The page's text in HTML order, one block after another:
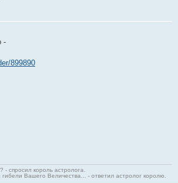
сообщение
-
899890
спросил король астролога.
гибели Вашего Величества... - ответил астролог королю.